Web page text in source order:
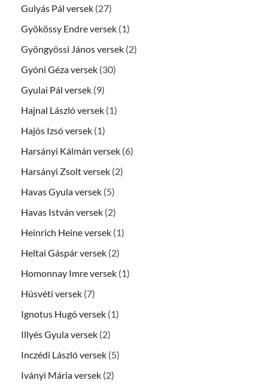
Gulyás Pál versek (27)
Gyökössy Endre versek (1)
Gyöngyössi János versek (2)
Gyóni Géza versek (30)
Gyulai Pál versek (9)
Hajnal László versek (1)
Hajós Izsó versek (1)
Harsányi Kálmán versek (6)
Harsányi Zsolt versek (2)
Havas Gyula versek (5)
Havas István versek (2)
Heinrich Heine versek (1)
Heltai Gáspár versek (2)
Homonnay Imre versek (1)
Húsvéti versek (7)
Ignotus Hugó versek (1)
Illyés Gyula versek (2)
Inczédi László versek (5)
Iványi Mária versek (2)